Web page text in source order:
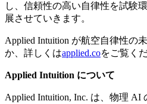
し、信頼性の高い自律性を試験
展させていきます。
Applied Intuition が航空自律性の
か、詳しくはapplied.coをご覧く
Applied Intuition について
Applied Intuition, Inc. は、物理 AI